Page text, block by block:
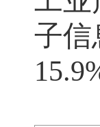
子信